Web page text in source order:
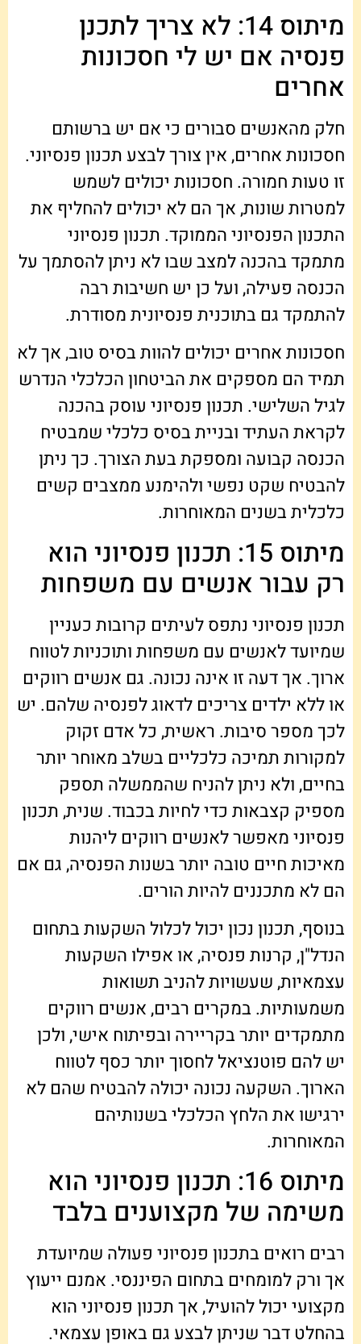
מיתוס 14: לא צריך לתכנן
פנסיה אם יש לי חסכונות
אחרים
חלק מהאנשים סבורים כי אם יש ברשותם
חסכונות אחרים, אין צורך לבצע תכנון פנסיוני.
זו טעות חמורה. חסכונות יכולים לשמש
למטרות שונות, אך הם לא יכולים להחליף את
התכנון הפנסיוני הממוקד. תכנון פנסיוני
מתמקד בהכנה למצב שבו לא ניתן להסתמך על
הכנסה פעילה, ועל כן יש חשיבות רבה
להתמקד גם בתוכנית פנסיונית מסודרת.
חסכונות אחרים יכולים להוות בסיס טוב, אך לא
תמיד הם מספקים את הביטחון הכלכלי הנדרש
לגיל השלישי. תכנון פנסיוני עוסק בהכנה
לקראת העתיד ובניית בסיס כלכלי שמבטיח
הכנסה קבועה ומספקת בעת הצורך. כך ניתן
להבטיח שקט נפשי ולהימנע ממצבים קשים
כלכלית בשנים המאוחרות.
מיתוס 15: תכנון פנסיוני הוא
רק עבור אנשים עם משפחות
תכנון פנסיוני נתפס לעיתים קרובות כעניין
שמיועד לאנשים עם משפחות ותוכניות לטווח
ארוך. אך דעה זו אינה נכונה. גם אנשים רווקים
או ללא ילדים צריכים לדאוג לפנסיה שלהם. יש
לכך מספר סיבות. ראשית, כל אדם זקוק
למקורות תמיכה כלכליים בשלב מאוחר יותר
בחיים, ולא ניתן להניח שהממשלה תספק
מספיק קצבאות כדי לחיות בכבוד. שנית, תכנון
פנסיוני מאפשר לאנשים רווקים ליהנות
מאיכות חיים טובה יותר בשנות הפנסיה, גם אם
הם לא מתכננים להיות הורים.
בנוסף, תכנון נכון יכול לכלול השקעות בתחום
הנדל"ן, קרנות פנסיה, או אפילו השקעות
עצמאיות, שעשויות להניב תשואות
משמעותיות. במקרים רבים, אנשים רווקים
מתמקדים יותר בקריירה ובפיתוח אישי, ולכן
יש להם פוטנציאל לחסוך יותר כסף לטווח
הארוך. השקעה נכונה יכולה להבטיח שהם לא
ירגישו את הלחץ הכלכלי בשנותיהם
המאוחרות.
מיתוס 16: תכנון פנסיוני הוא
משימה של מקצוענים בלבד
רבים רואים בתכנון פנסיוני פעולה שמיועדת
אך ורק למומחים בתחום הפיננסי. אמנם ייעוץ
מקצועי יכול להועיל, אך תכנון פנסיוני הוא
בהחלט דבר שניתן לבצע גם באופן עצמאי.